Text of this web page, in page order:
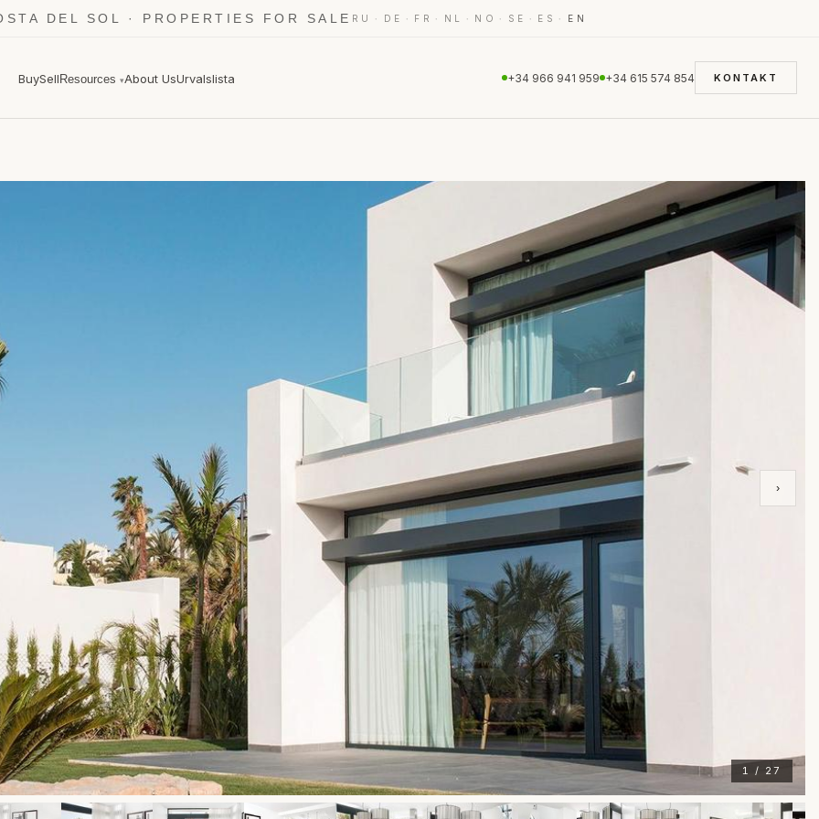
DEL SOL · PROPERTIES FOR SALE RU · DE · FR · NL · NO · SE · ES · EN
BuySellResources▾About UsUrvalslista +34 966 941 959 +34 615 574 854 KONTAKT
1 / 27
›